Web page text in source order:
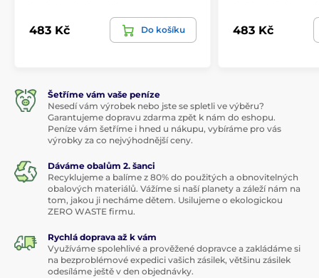
483 Kč Do košíku 483 Kč
Šetříme vám vaše peníze
Nesedí vám výrobek nebo jste se spletli ve výběru?
Garantujeme dopravu zdarma zpět k nám do eshopu.
Peníze vám šetříme i hned u nákupu, vybíráme pro vás
výrobky za co nejvýhodnější ceny.
Dáváme obalům 2. šanci
Recyklujeme a balíme z 80% do použitých a obnovitelných
obalových materiálů. Vážíme si naší planety a záleží nám na
tom, jakou ji necháme dětem. Usilujeme o ekologickou
ZERO WASTE firmu.
Rychlá doprava až k vám
Využíváme spolehlivé a prověžené dopravce a zakládáme si
na bezproblémové expedici vašich zásilek, většinu zásilek
odesíláme ještě v den objednávky.